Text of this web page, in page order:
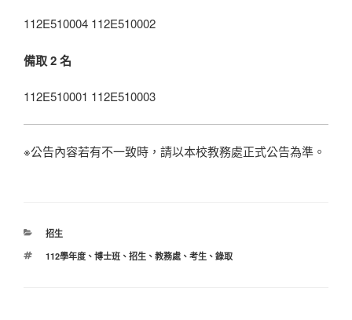
112E510004 112E510002
備取 2 名
112E510001 112E510003
※公告內容若有不一致時，請以本校教務處正式公告為準。
分
招生
標
112學年度、 博士班、 招生、 教務處、 考生、 錄取